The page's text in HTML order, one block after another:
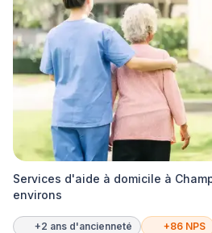
Services d'aide à domicile à
environs
+2 ans d'ancienneté +86 NPS